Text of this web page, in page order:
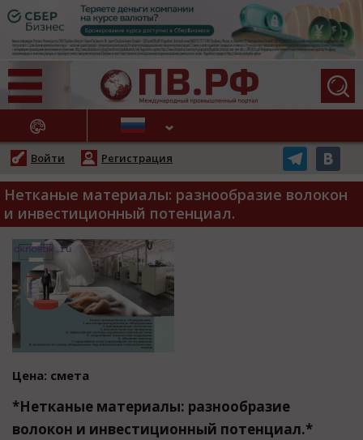
НОВОСТИ
Войти Регистрация
Нетканые материалы: разнообразие волокон
и инвестиционный потенциал.
Цена: смета
*Нетканые материалы: разнообразие
волокон и инвестиционный потенциал.*